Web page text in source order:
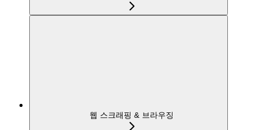
웹 스크래핑 & 브라우징